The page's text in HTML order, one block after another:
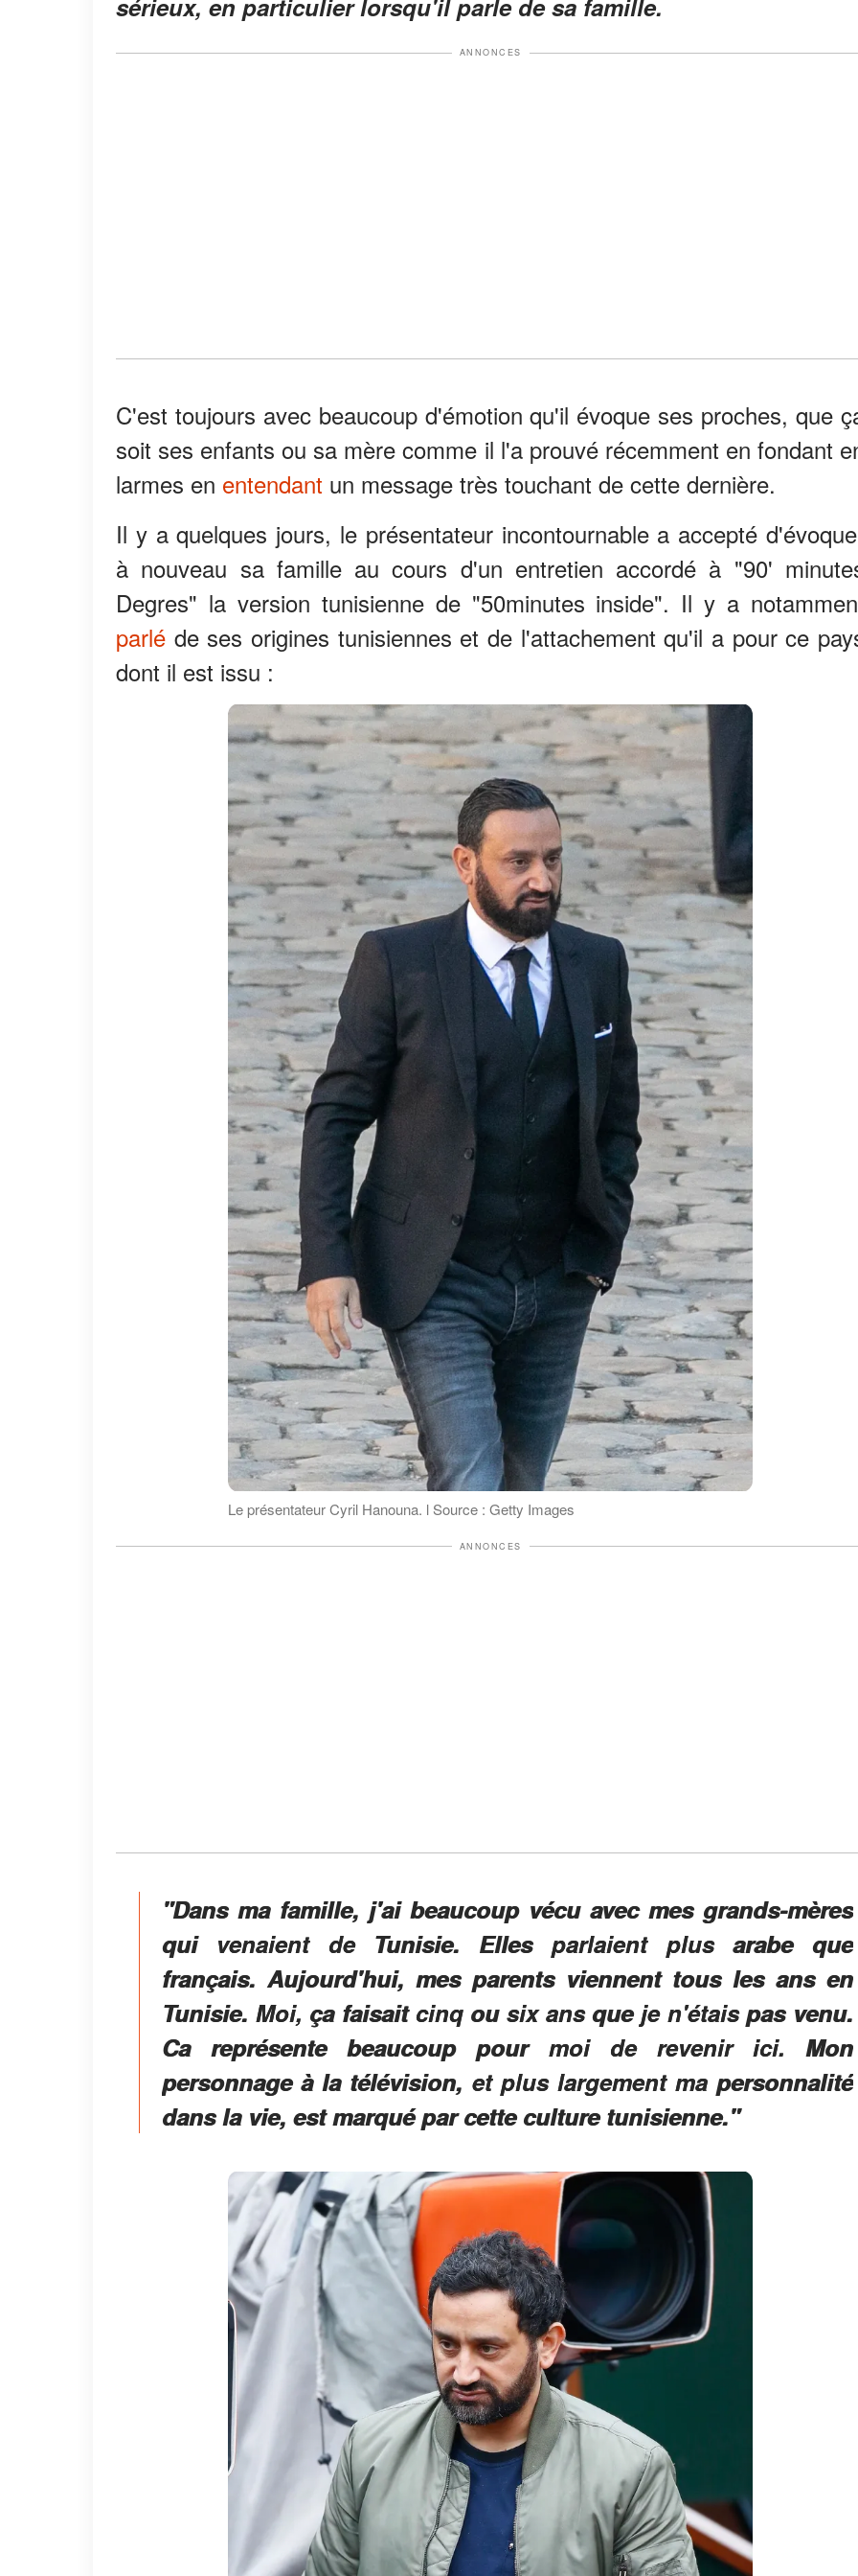
sérieux, en particulier lorsqu'il parle de sa famille.
ANNONCES
C'est toujours avec beaucoup d'émotion qu'il évoque ses proches, que
soit ses enfants ou sa mère comme il l'a prouvé récemment en fondant
larmes en entendant un message très touchant de cette dernière.
Il y a quelques jours, le présentateur incontournable a accepté
à nouveau sa famille au cours d'un entretien accordé à "90'
Degres" la version tunisienne de "50minutes inside". Il y a
parlé de ses origines tunisiennes et de l'attachement qu'il a pour ce
dont il est issu :
Le présentateur Cyril Hanouna. l Source : Getty Images
ANNONCES
"Dans ma famille, j'ai beaucoup vécu avec mes grands-mères
qui venaient de Tunisie. Elles parlaient plus arabe que
français. Aujourd'hui, mes parents viennent tous les ans en
Tunisie. Moi, ça faisait cinq ou six ans que je n'étais pas venu.
Ca représente beaucoup pour moi de revenir ici. Mon
personnage à la télévision, et plus largement ma personnalité
dans la vie, est marqué par cette culture tunisienne."